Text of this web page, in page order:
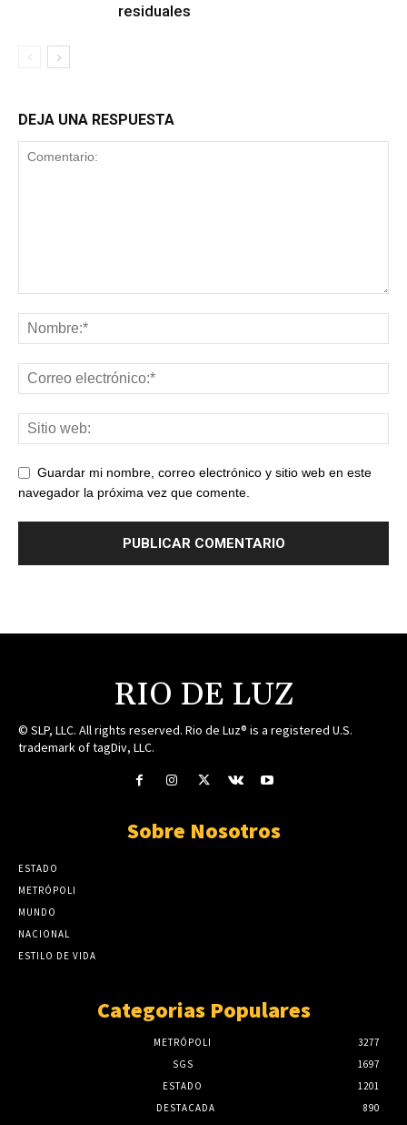
residuales
DEJA UNA RESPUESTA
Guardar mi nombre, correo electrónico y sitio web en este
navegador la próxima vez que comente.
RIO DE LUZ
© SLP, LLC. All rights reserved. Rio de Luz® is a registered U.S.
trademark of tagDiv, LLC.
Sobre Nosotros
ESTADO
METRÓPOLI
MUNDO
NACIONAL
ESTILO DE VIDA
Categorias Populares
METRÓPOLI
3277
SGS
1697
ESTADO
1201
DESTACADA
890